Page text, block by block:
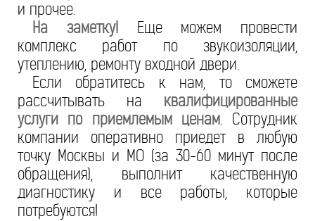
и прочее.
На заметку! Еще можем провести
комплекс работ по звукоизоляции,
утеплению, ремонту входной двери.
Если обратитесь к нам, то сможете
рассчитывать на квалифицированные
услуги по приемлемым ценам. Сотрудник
компании оперативно приедет в любую
точку Москвы и МО (за 30-60 минут после
обращения), выполнит качественную
диагностику и все работы, которые
потребуются!